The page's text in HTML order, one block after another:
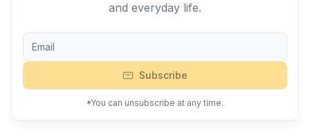
and everyday life.
Subscribe
*You can unsubscribe at any time.